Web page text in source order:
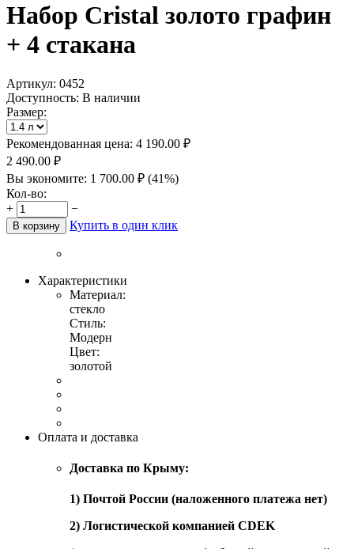
Набор Cristal золото графин
+ 4 стакана
Артикул: 0452
Доступность: В наличии
Размер:
Рекомендованная цена: 4 190.00 ₽
2 490.00 ₽
Вы экономите: 1 700.00 ₽ (41%)
Кол-во:
+
−
В корзину Купить в один клик
Характеристики
Материал:
стекло
Стиль:
Модерн
Цвет:
золотой
Оплата и доставка
Доставка по Крыму:
1) Почтой России (наложенного платежа нет)
2) Логистической компанией CDEK